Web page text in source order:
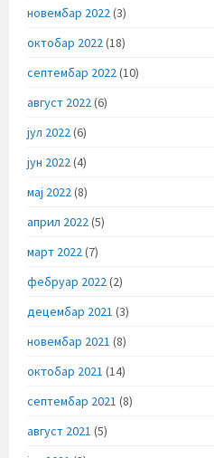
новембар 2022 (3)
октобар 2022 (18)
септембар 2022 (10)
август 2022 (6)
јул 2022 (6)
јун 2022 (4)
мај 2022 (8)
април 2022 (5)
март 2022 (7)
фебруар 2022 (2)
децембар 2021 (3)
новембар 2021 (8)
октобар 2021 (14)
септембар 2021 (8)
август 2021 (5)